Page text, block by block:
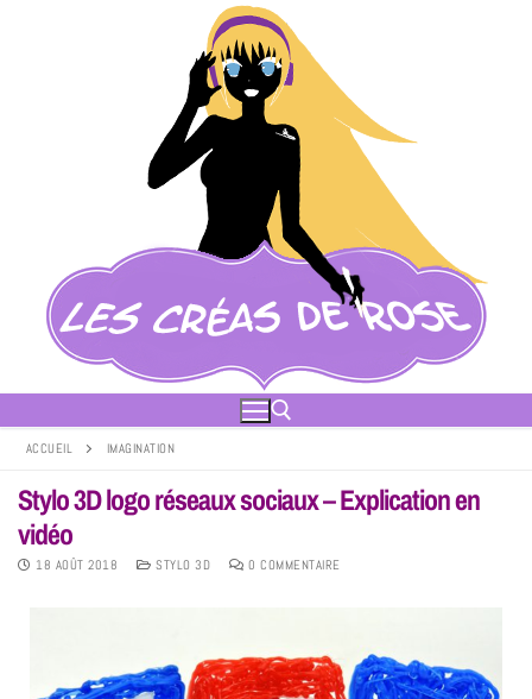
ACCUEIL IMAGINATION
Stylo 3D logo réseaux sociaux – Explication en
vidéo
18 AOÛT 2018 STYLO 3D 0 COMMENTAIRE